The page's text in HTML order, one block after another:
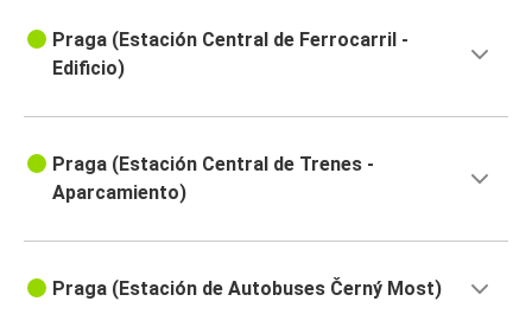
Praga (Estación Central de Ferrocarril -
Edificio)
Praga (Estación Central de Trenes -
Aparcamiento)
Praga (Estación de Autobuses Černý Most)